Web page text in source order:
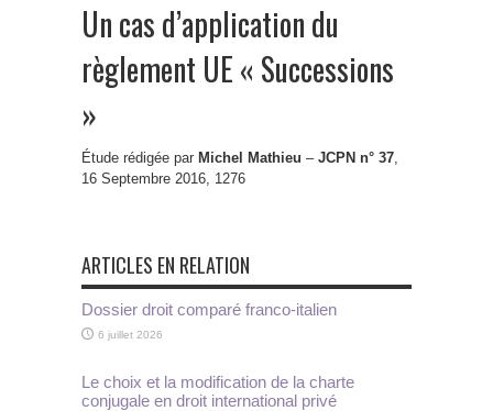
Un cas d’application du
règlement UE « Successions
»
Étude rédigée par Michel Mathieu – JCPN n° 37,
16 Septembre 2016, 1276
ARTICLES EN RELATION
Dossier droit comparé franco-italien
6 juillet 2026
Le choix et la modification de la charte
conjugale en droit international privé